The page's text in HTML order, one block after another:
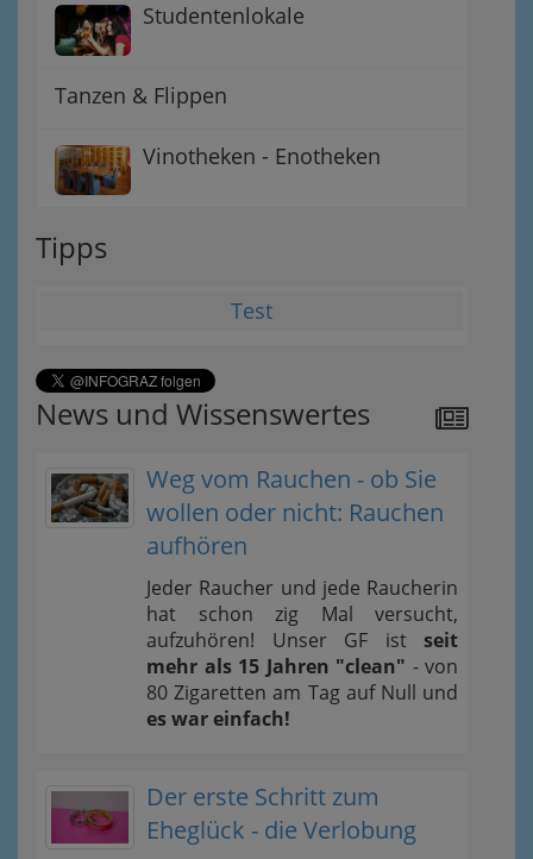
Studentenlokale
Tanzen & Flippen
Vinotheken - Enotheken
Tipps
Test
News und Wissenswertes
Weg vom Rauchen - ob Sie
wollen oder nicht: Rauchen
aufhören
Jeder Raucher und jede Raucherin
hat schon zig Mal versucht,
aufzuhören! Unser GF ist seit
mehr als 15 Jahren "clean" - von
80 Zigaretten am Tag auf Null und
es war einfach!
Der erste Schritt zum
Eheglück - die Verlobung